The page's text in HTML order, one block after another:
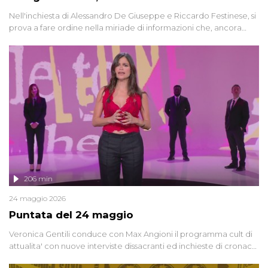
Nell'inchiesta di Alessandro De Giuseppe e Riccardo Festinese, si
prova a fare ordine nella miriade di informazioni che, ancora
giudiziarie più discusse degli ultimi anni. Lo speciale ricostruisce la
vicenda mettendo in fila testimonianze, errori, dettagli
controversi e i protagonisti di un'indagine che sembra non avere
fine.
Puntata del 24 maggio
206 min
24 maggio 2026
Veronica Gentili conduce con Max Angioni il programma cult di
attualita' con nuove interviste dissacranti ed inchieste di cronaca